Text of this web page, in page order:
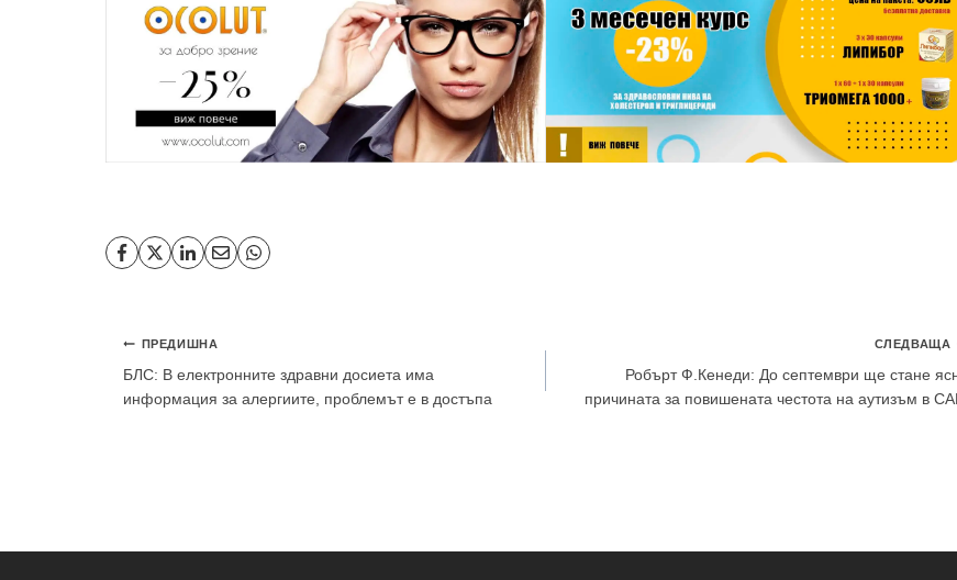
Навигация
ПРЕДИШНА
БЛС: В електронните здравни досиета има
информация за алергиите, проблемът е в достъпа
СЛЕДВАЩА
Робърт Ф.Кенеди: До септември ще стане
причината за повишената честота на аутизъм в